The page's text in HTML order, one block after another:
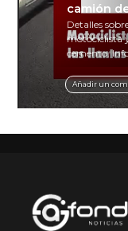
Añadir un
camión
Detalles
motociclista
cemento.
vial y